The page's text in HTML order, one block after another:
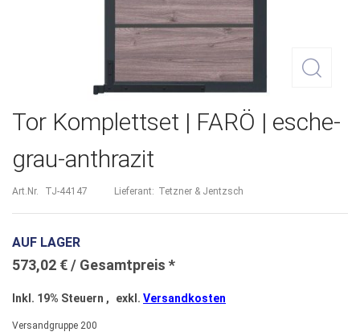
Zum
der
Bildergalerie
springen
Tor Komplettset | FARÖ | esche-
grau-anthrazit
Art.Nr. TJ-44147 Lieferant: Tetzner & Jentzsch
AUF LAGER
573,02 €
Inkl. 19% Steuern , exkl. Versandkosten
Versandgruppe 200